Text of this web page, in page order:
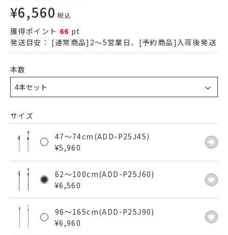
¥6,560 税込
獲得ポイント 66 pt
発送目安： [通常商品]2～5営業日、[予約商品]入荷後発送
本数
サイズ
47～74cm(ADD-P25J45)
¥5,960
62～100cm(ADD-P25J60)
¥6,560
96～165cm(ADD-P25J90)
¥6,960